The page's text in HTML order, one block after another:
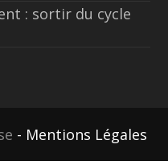
: sortir du cycle
- Mentions Légales